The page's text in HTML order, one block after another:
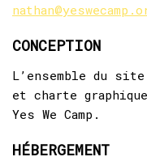
CONCEPTION
L’ensemble du
et charte
Yes We Camp.
HÉBERGEMENT